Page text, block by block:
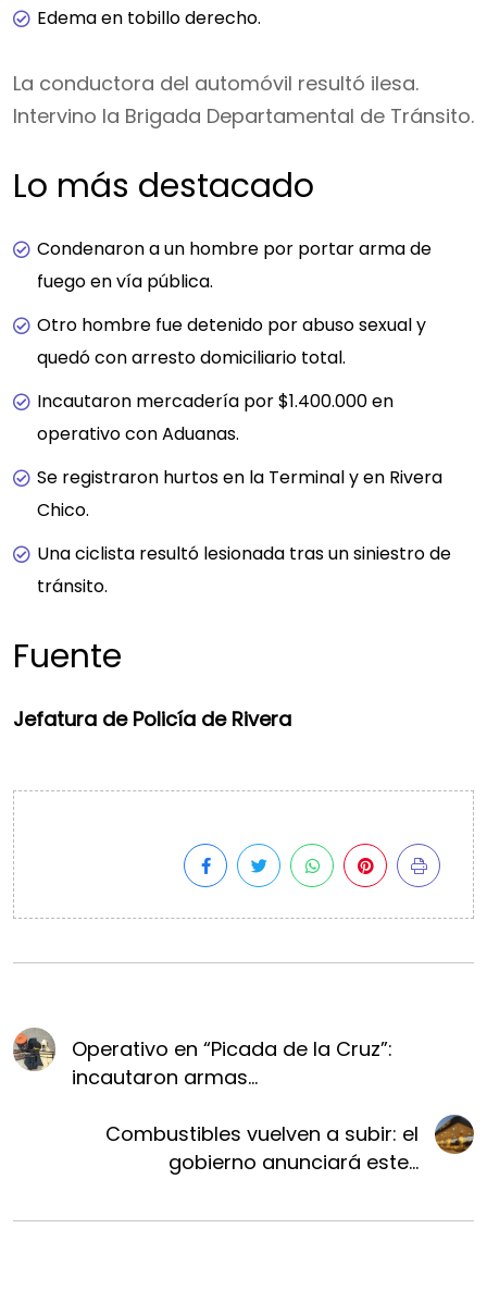
Edema en tobillo derecho.
La conductora del automóvil resultó ilesa.
Intervino la Brigada Departamental de Tránsito.
Lo más destacado
Condenaron a un hombre por portar arma de
fuego en vía pública.
Otro hombre fue detenido por abuso sexual y
quedó con arresto domiciliario total.
Incautaron mercadería por $1.400.000 en
operativo con Aduanas.
Se registraron hurtos en la Terminal y en Rivera
Chico.
Una ciclista resultó lesionada tras un siniestro de
tránsito.
Fuente
Jefatura de Policía de Rivera
Operativo en “Picada de la Cruz”:
incautaron armas...
Combustibles vuelven a subir: el
gobierno anunciará este...